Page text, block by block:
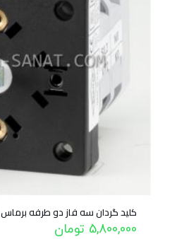
کلید گردان سه فاز دو طرفه برماس BREMAS CR0160007RT4
5,800,000 تومان